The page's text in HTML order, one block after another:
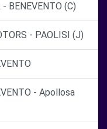
BENEVENTO (C)
- PAOLISI (J)
- Apollosa